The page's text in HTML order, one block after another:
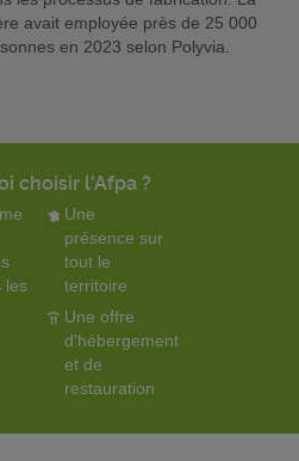
avait employée près de 25 000
en 2023 selon Polyvia.
choisir l'Afpa ?
les
Une
présence sur
tout le
territoire
Une offre
d'hébergement
et de
restauration